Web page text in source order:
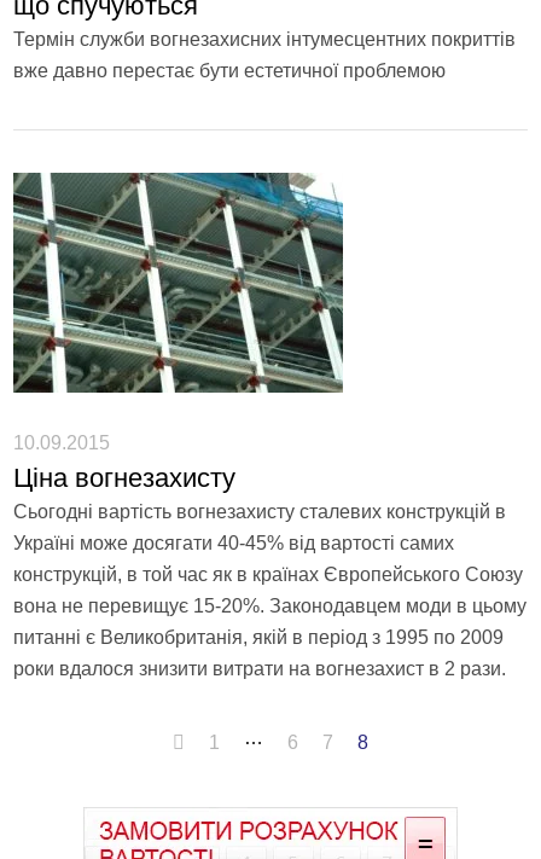
Термін служби вогнезахисних інтумесцентних покриттів
вже давно перестає бути естетичної проблемою
10.09.2015
Ціна вогнезахисту
Сьогодні вартість вогнезахисту сталевих конструкцій в
Україні може досягати 40-45% від вартості самих
конструкцій, в той час як в країнах Європейського Союзу
вона не перевищує 15-20%. Законодавцем моди в цьому
питанні є Великобританія, якій в період з 1995 по 2009
роки вдалося знизити витрати на вогнезахист в 2 рази.
1 … 6 7 8